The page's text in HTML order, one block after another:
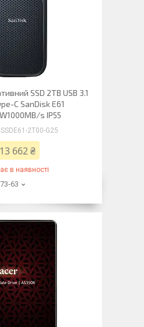
SSD 2TB USB 3.1
C SanDisk E61
s IP55
2T00-G25
13 662 ₴
в наявності
63